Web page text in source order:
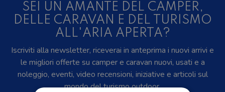
SEI UN AMANTE DEL CAMPER,
DELLE CARAVAN E DEL TURISMO
ALL'ARIA APERTA?
Iscriviti alla newsletter, riceverai in anteprima i nuovi arrivi e
le migliori offerte su camper e caravan nuovi, usati e a
noleggio, eventi, video recensioni, iniziative e articoli sul
mondo del turismo outdoor.